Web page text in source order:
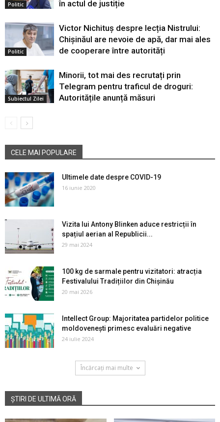
Politic în actul de justiție
Politic
Victor Nichituș despre lecția Nistrului:
Chișinăul are nevoie de apă, dar mai ales
de cooperare între autorități
Subiectul Zilei
Minorii, tot mai des recrutați prin
Telegram pentru traficul de droguri:
Autoritățile anunță măsuri
CELE MAI POPULARE
Ultimele date despre COVID-19
16 iunie 2020
Vizita lui Antony Blinken aduce restricții în
spațiul aerian al Republicii...
29 mai 2024
100 kg de sarmale pentru vizitatori: atracția
Festivalului Tradițiilor din Chișinău
20 mai 2026
Intellect Group: Majoritatea partidelor politice
moldovenești primesc evaluări negative
24 iulie 2024
Încărcați mai multe
ȘTIRI DE ULTIMĂ ORĂ